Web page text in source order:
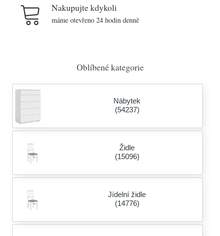
Nakupujte kdykoli
máme otevřeno 24 hodin denně
Oblíbené kategorie
Nábytek
(54237)
Židle
(15096)
Jídelní židle
(14776)